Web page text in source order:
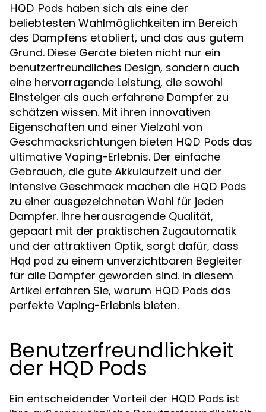
HQD Pods haben sich als eine der
beliebtesten Wahlmöglichkeiten im Bereich
des Dampfens etabliert, und das aus gutem
Grund. Diese Geräte bieten nicht nur ein
benutzerfreundliches Design, sondern auch
eine hervorragende Leistung, die sowohl
Einsteiger als auch erfahrene Dampfer zu
schätzen wissen. Mit ihren innovativen
Eigenschaften und einer Vielzahl von
Geschmacksrichtungen bieten HQD Pods das
ultimative Vaping-Erlebnis. Der einfache
Gebrauch, die gute Akkulaufzeit und der
intensive Geschmack machen die HQD Pods
zu einer ausgezeichneten Wahl für jeden
Dampfer. Ihre herausragende Qualität,
gepaart mit der praktischen Zugautomatik
und der attraktiven Optik, sorgt dafür, dass
Hqd pod zu einem unverzichtbaren Begleiter
für alle Dampfer geworden sind. In diesem
Artikel erfahren Sie, warum HQD Pods das
perfekte Vaping-Erlebnis bieten.
Benutzerfreundlichkeit
der HQD Pods
Ein entscheidender Vorteil der HQD Pods ist